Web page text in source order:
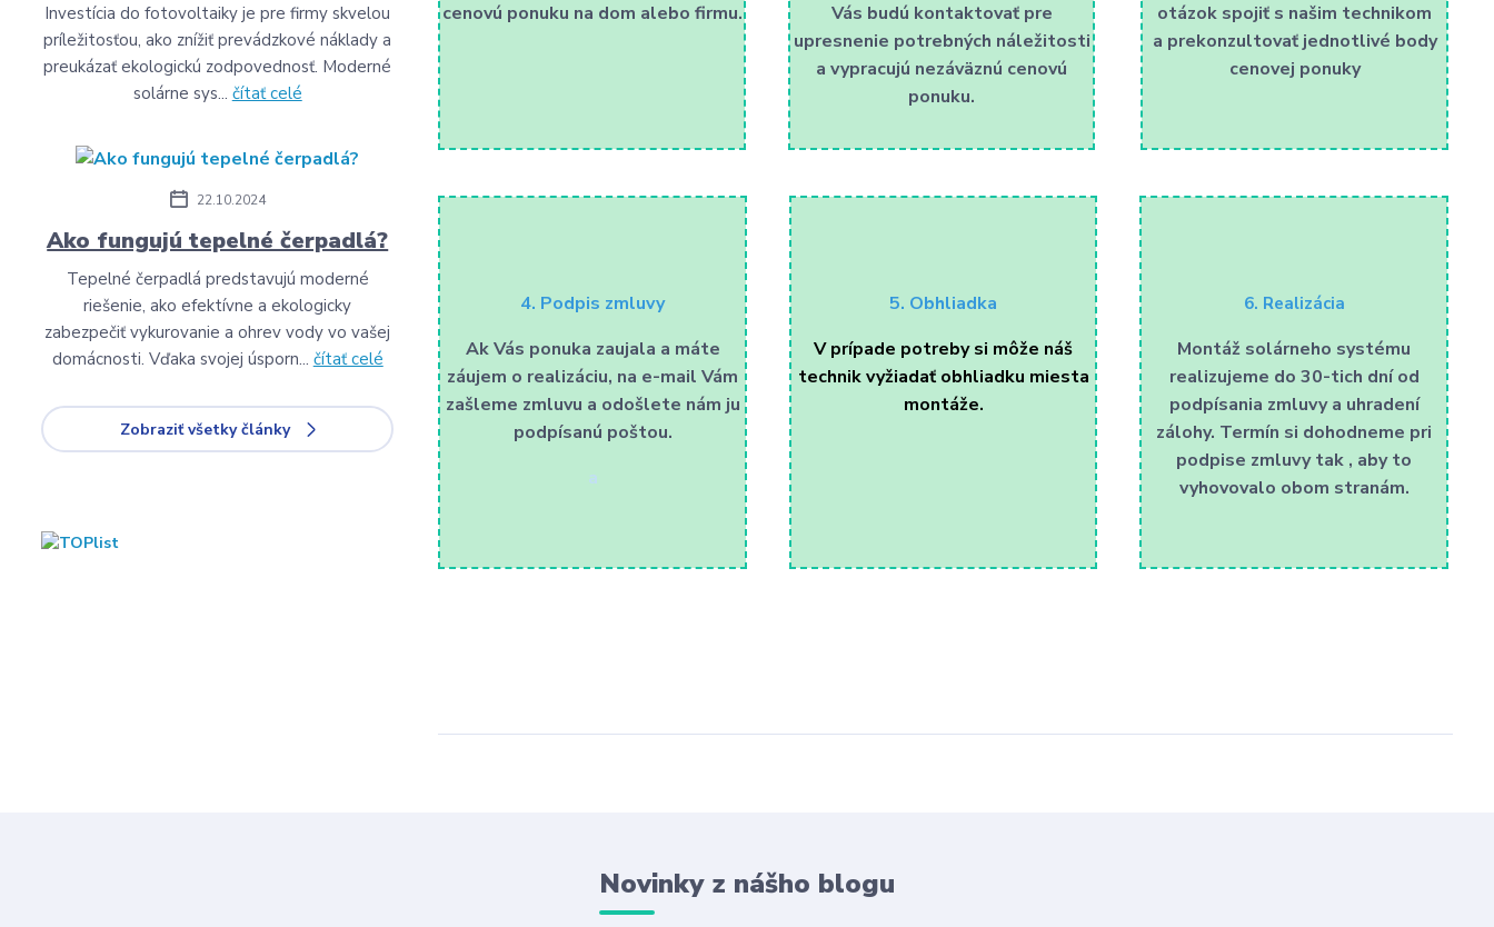
Investícia do fotovoltaiky je pre firmy skvelou
príležitosťou, ako znížiť prevádzkové náklady a
preukázať ekologickú zodpovednosť. Moderné
solárne sys... čítať celé
22.10.2024
Ako fungujú tepelné čerpadlá?
Tepelné čerpadlá predstavujú moderné
riešenie, ako efektívne a ekologicky
zabezpečiť vykurovanie a ohrev vody vo vašej
domácnosti. Vďaka svojej úsporn... čítať celé
Zobraziť všetky články
cenovú ponuku na dom alebo firmu.
Vás budú kontaktovať pre
upresnenie potrebných náležitosti
a vypracujú nezáväznú cenovú
ponuku.
otázok spojiť s našim technikom
a prekonzultovať jednotlivé body
cenovej ponuky
4. Podpis zmluvy
Ak Vás ponuka zaujala a máte
záujem o realizáciu, na e-mail Vám
zašleme zmluvu a odošlete nám ju
podpísanú poštou.
a
5. Obhliadka
V prípade potreby si môže náš
technik vyžiadať obhliadku miesta
montáže.
6. Realizácia
Montáž solárneho systému
realizujeme do 30-tich dní od
podpísania zmluvy a uhradení
zálohy. Termín si dohodneme pri
podpise zmluvy tak , aby to
vyhovovalo obom stranám.
Novinky z nášho blogu